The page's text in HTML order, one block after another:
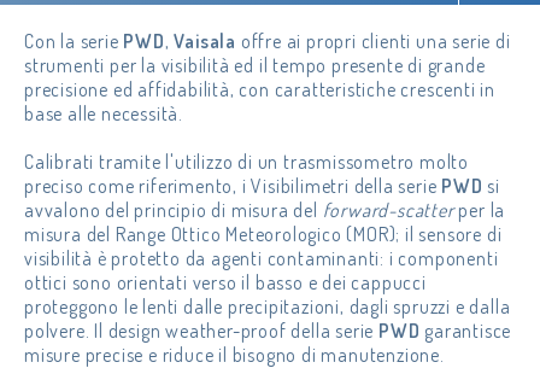
Con la serie PWD,Vaisala offre ai propri clienti una serie di
strumenti per la visibilità ed il tempo presente di grande
precisione ed affidabilità, con caratteristiche crescenti in
base alle necessità.
Calibrati tramite l'utilizzo di un trasmissometro molto
preciso come riferimento, i Visibilimetri della serie PWD si
avvalono del principio di misura del forward-scatterper la
misura del Range Ottico Meteorologico (MOR); il sensore di
visibilità è protetto da agenti contaminanti: i componenti
ottici sono orientati verso il basso e dei cappucci
proteggono le lenti dalle precipitazioni, dagli spruzzi e dalla
polvere. Il design weather-proof della serie PWD garantisce
misure precise e riduce il bisogno di manutenzione.